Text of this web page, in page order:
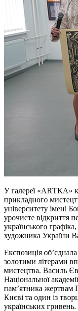
У галереї «АRТКА»
прикладного
університету імені
урочисте відкриття
українського
художника України
Експозиція
золотими літерами
мистецтва. Василь
Національної
пам’ятника жертвам
Києві та один із
українських гривень.